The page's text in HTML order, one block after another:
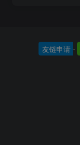
友链申请 -